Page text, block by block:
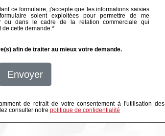
ce formulaire, j'accepte que les informations saisies
soient exploitées pour permettre de me
ou dans le cadre de la relation commerciale qui
de cette demande.*
afin de traiter au mieux votre demande.
Envoyer
de retrait de votre consentement à l'utilisation des
consulter notre politique de confidentialité